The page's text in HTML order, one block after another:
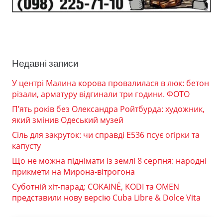
Недавні записи
У центрі Малина корова провалилася в люк: бетон
різали, арматуру відгинали три години. ФОТО
П’ять років без Олександра Ройтбурда: художник,
який змінив Одеський музей
Сіль для закруток: чи справді Е536 псує огірки та
капусту
Що не можна піднімати із землі 8 серпня: народні
прикмети на Мирона-вітрогона
Суботній хіт-парад: COKAINÉ, KODI та OMEN
представили нову версію Cuba Libre & Dolce Vita